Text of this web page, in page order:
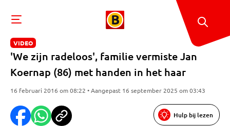
VIDEO
'We zijn radeloos', familie vermiste Jan
Koernap (86) met handen in het haar
16 februari 2016 om 08:22 • Aangepast 16 september 2025 om 03:43
Hulp bij lezen